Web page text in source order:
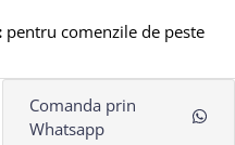
pentru comenzile de peste
Comanda prin
Whatsapp